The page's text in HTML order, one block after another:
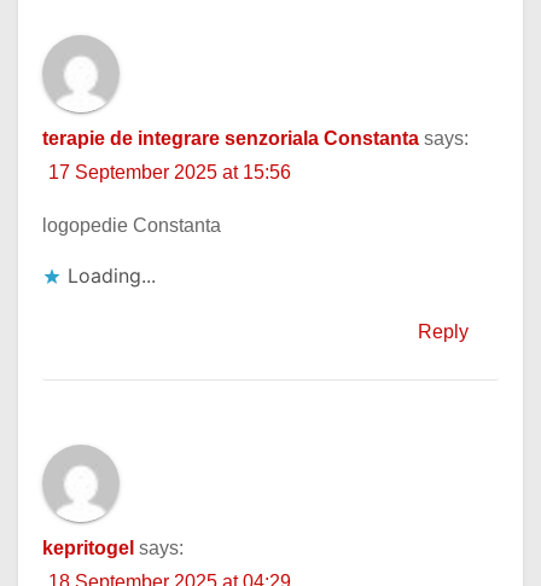
terapie de integrare senzoriala Constanta says:
17 September 2025 at 15:56
logopedie Constanta
Loading...
Reply
kepritogel says:
18 September 2025 at 04:29